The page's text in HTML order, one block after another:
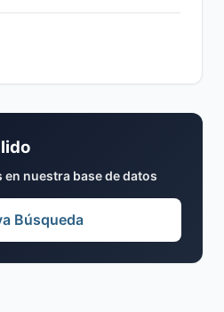
nuestra base de datos
Búsqueda